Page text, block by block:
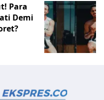
Para
Demi